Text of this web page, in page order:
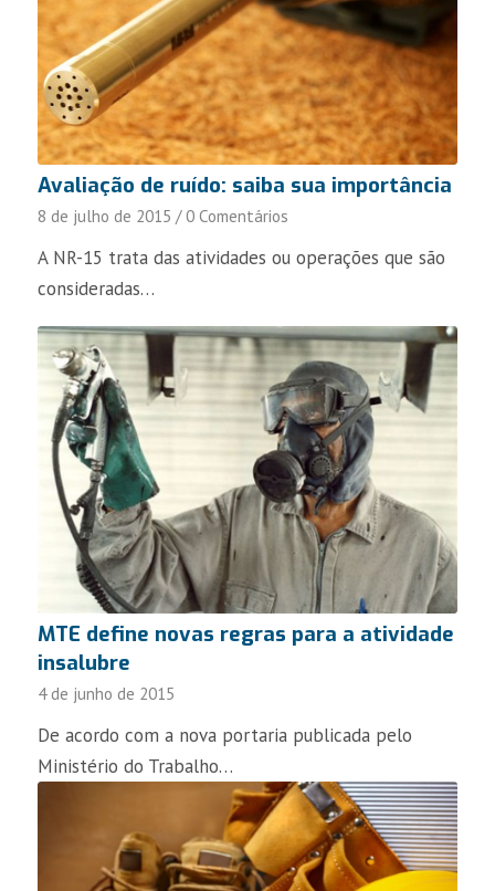
Avaliação de ruído: saiba sua importância
8 de julho de 2015 / 0 Comentários
A NR-15 trata das atividades ou operações que são
consideradas…
MTE define novas regras para a atividade
insalubre
4 de junho de 2015
De acordo com a nova portaria publicada pelo
Ministério do Trabalho…